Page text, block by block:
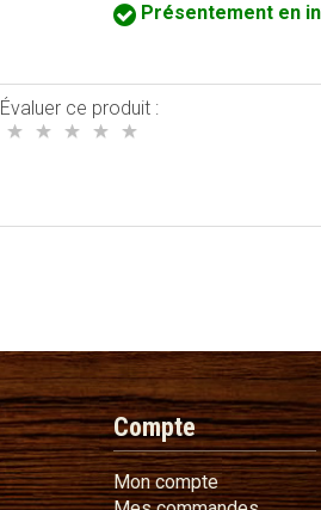
Présentement en
Évaluer ce produit :
Compte
Mon compteMon compte